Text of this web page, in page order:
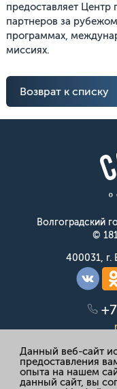
предоставляет
партнеров за
программах,
миссиях.
Возврат к списку
Волгоградский
©
400031, г.
Данный веб-сайт
предоставления
опыта на нашем
данный сайт, вы